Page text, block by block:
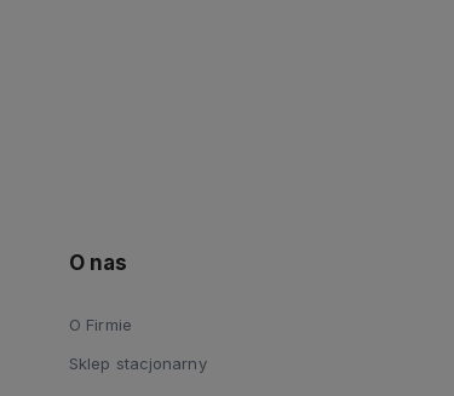
O nas
O Firmie
Sklep stacjonarny